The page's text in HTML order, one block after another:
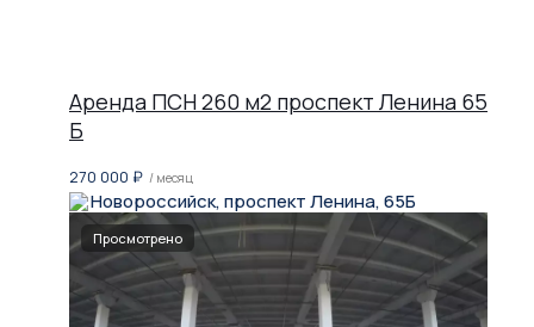
Аренда ПСН 260 м2 проспект Ленина 65
Б
270 000 ₽ / месяц
Новороссийск, проспект Ленина, 65Б